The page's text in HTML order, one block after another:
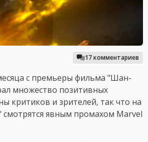
17 комментариев
с премьеры фильма "Шан-
множество позитивных
критиков и зрителей, так что на
смотрятся явным промахом Marvel